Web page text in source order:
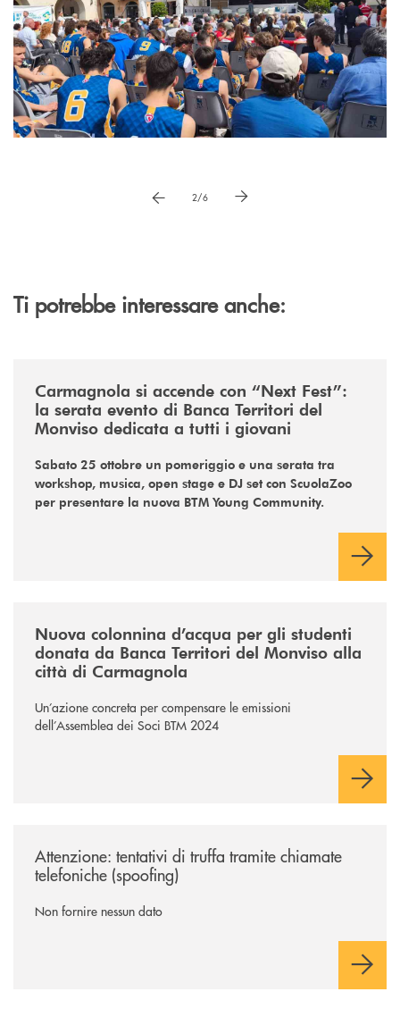
vai a immagne precedente
2/6 vai a immagine successiva
Ti potrebbe interessare anche:
Carmagnola si accende con “Next Fest”:
la serata evento di Banca Territori del
Monviso dedicata a tutti i giovani
Sabato 25 ottobre un pomeriggio e una serata tra
workshop, musica, open stage e DJ set con ScuolaZoo
per presentare la nuova BTM Young Community.
Nuova colonnina d’acqua per gli studenti
donata da Banca Territori del Monviso alla
città di Carmagnola
Un’azione concreta per compensare le emissioni
dell’Assemblea dei Soci BTM 2024
Attenzione: tentativi di truffa tramite chiamate
telefoniche (spoofing)
Non fornire nessun dato